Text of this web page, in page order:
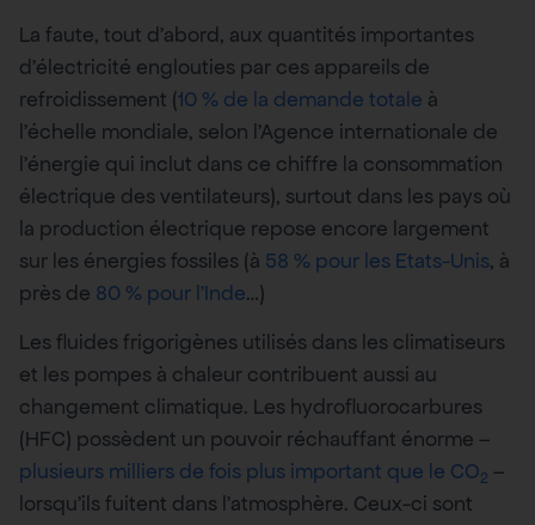
La faute, tout d’abord, aux quantités importantes
d’électricité englouties par ces appareils de
refroidissement (10 % de la demande totale à
l’échelle mondiale, selon l’Agence internationale de
l’énergie qui inclut dans ce chiffre la consommation
électrique des ventilateurs), surtout dans les pays où
la production électrique repose encore largement
sur les énergies fossiles (à 58 % pour les Etats-Unis, à
près de 80 % pour l’Inde…)
Les fluides frigorigènes utilisés dans les climatiseurs
et les pompes à chaleur contribuent aussi au
changement climatique. Les hydrofluorocarbures
(HFC) possèdent un pouvoir réchauffant énorme –
plusieurs milliers de fois plus important que le CO2 –
lorsqu’ils fuitent dans l’atmosphère. Ceux-ci sont